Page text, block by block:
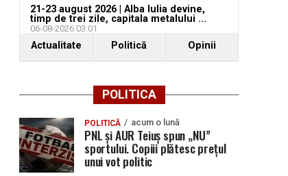
21-23 august 2026 | Alba Iulia devine,
timp de trei zile, capitala metalului ...
06-08-2026 03:01
Actualitate Politică Opinii
POLITICA
POLITICĂ acum o lună
PNL și AUR Teiuș spun „NU”
sportului. Copiii plătesc prețul
unui vot politic